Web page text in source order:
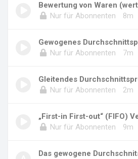
Bewertung von Waren
Nur für Abonnenten
8m
Gewogenes
Nur für Abonnenten
7m
Gleitendes
Nur für Abonnenten
2m
„First-in First-out“ (FIFO)
Nur für Abonnenten
9m